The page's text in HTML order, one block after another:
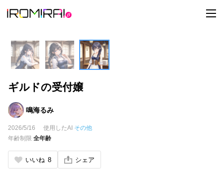
t
o
ギルドの受付嬢
鳴海るみ
2026/5/16 使用したAI その他
年齢制限 全年齢
いいね 8 シェア